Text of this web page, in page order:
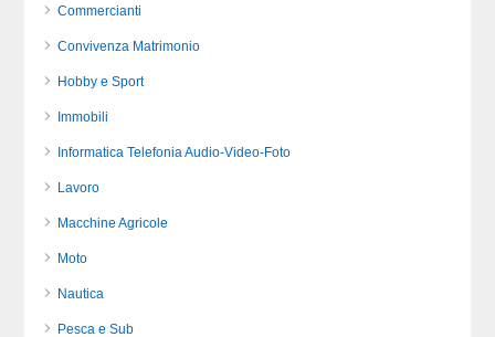
Commercianti
Convivenza Matrimonio
Hobby e Sport
Immobili
Informatica Telefonia Audio-Video-Foto
Lavoro
Macchine Agricole
Moto
Nautica
Pesca e Sub